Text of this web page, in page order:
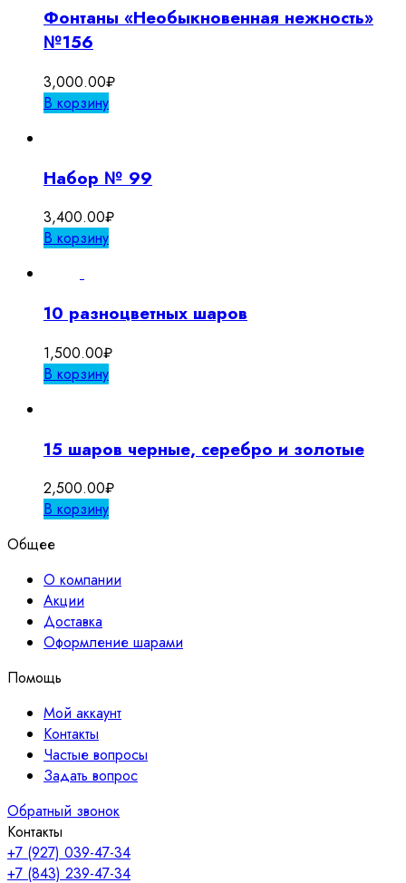
Фонтаны «Необыкновенная нежность»
№156
3,000.00₽
В корзину
Набор № 99
3,400.00₽
В корзину
10 разноцветных шаров
1,500.00₽
В корзину
15 шаров черные, серебро и золотые
2,500.00₽
В корзину
Общее
О компании
Акции
Доставка
Оформление шарами
Помощь
Мой аккаунт
Контакты
Частые вопросы
Задать вопрос
Обратный звонок
Контакты
+7 (927) 039-47-34
+7 (843) 239-47-34